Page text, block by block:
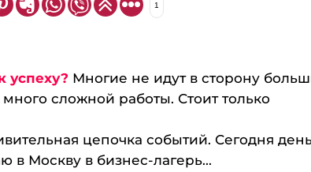
1
успеху? Многие не идут в сторону
сложной работы. Стоит только
цепочка событий. Сегодня
в Москву в бизнес-лагерь...